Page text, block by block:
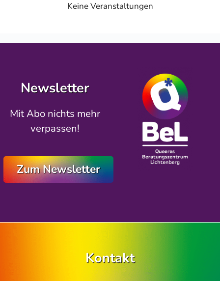
Keine Veranstaltungen
Newsletter
Mit Abo nichts mehr
verpassen!
Zum Newsletter
Kontakt